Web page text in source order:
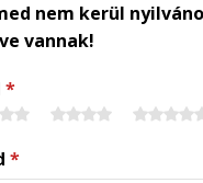
nem kerül
vannak!
*
*